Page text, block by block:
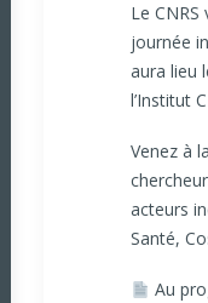
Le CNRS
journée
aura lieu
l’Institut
Venez à
acteurs
Santé,
Au